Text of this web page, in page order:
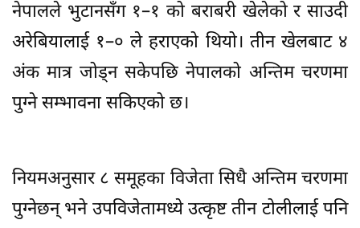
नेपालले भुटानसँग १–१ को बराबरी खेलेको र साउदी
अरेबियालाई १–० ले हराएको थियो। तीन खेलबाट ४
अंक मात्र जोड्न सकेपछि नेपालको अन्तिम चरणमा
पुग्ने सम्भावना सकिएको छ।
नियमअनुसार ८ समूहका विजेता सिधै अन्तिम चरणमा
पुग्नेछन् भने उपविजेतामध्ये उत्कृष्ट तीन टोलीलाई पनि